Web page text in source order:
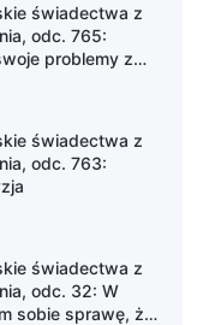
świadectwa z
odc. 765:
problemy z
świadectwa z
odc. 763:
świadectwa z
odc. 32: W
sobie sprawę, że